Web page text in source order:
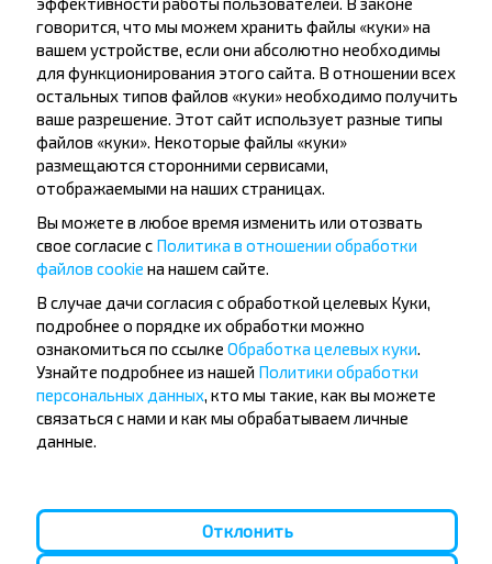
Хотите
путешествовать
дешевле?
Не пропусти специальные акции, скидки и
другие интересные предложения INFOBUS.
Подпишись на получение новостей и
путешествуй с нами дешевле!
Подписаться
Отзывы пассажиров о перевозчиках
ДМИТРИЙ Владислав
говорится, что мы можем хранить файлы «куки» на
вашем устройстве, если они абсолютно необходимы
для функционирования этого сайта. В отношении всех
остальных типов файлов «куки» необходимо получить
ваше разрешение. Этот сайт использует разные типы
файлов «куки». Некоторые файлы «куки»
размещаются сторонними сервисами,
отображаемыми на наших страницах.
Вы можете в любое время изменить или отозвать
свое согласие с Политика в отношении обработки
файлов cookie на нашем сайте.
В случае дачи согласия с обработкой целевых Куки,
подробнее о порядке их обработки можно
ознакомиться по ссылке Обработка целевых куки.
Узнайте подробнее из нашей Политики обработки
персональных данных, кто мы такие, как вы можете
связаться с нами и как мы обрабатываем личные
данные.
Отклонить